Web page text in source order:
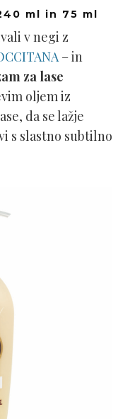
ml in 75 ml
v negi z
– in
za lase
oljem iz
da se lažje
s slastno subtilno